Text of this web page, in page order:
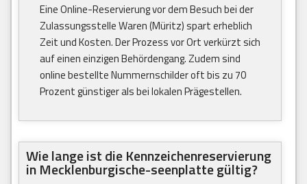
Eine Online-Reservierung vor dem Besuch bei der
Zulassungsstelle Waren (Müritz) spart erheblich
Zeit und Kosten. Der Prozess vor Ort verkürzt sich
auf einen einzigen Behördengang. Zudem sind
online bestellte Nummernschilder oft bis zu 70
Prozent günstiger als bei lokalen Prägestellen.
Wie lange ist die Kennzeichenreservierung
in Mecklenburgische-seenplatte gültig?